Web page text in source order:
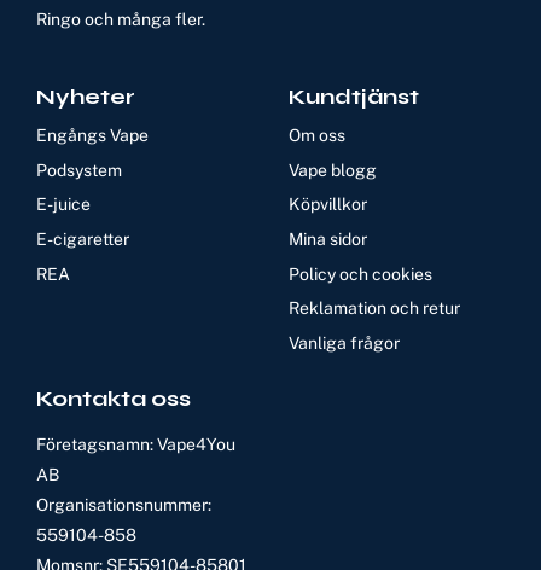
Ringo och många fler.
Nyheter
Engångs Vape
Podsystem
E-juice
E-cigaretter
REA
Kundtjänst
Om oss
Vape blogg
Köpvillkor
Mina sidor
Policy och cookies
Reklamation och retur
Vanliga frågor
Kontakta oss
Företagsnamn: Vape4You
AB
Organisationsnummer:
559104-858
Momsnr: SE559104-85801